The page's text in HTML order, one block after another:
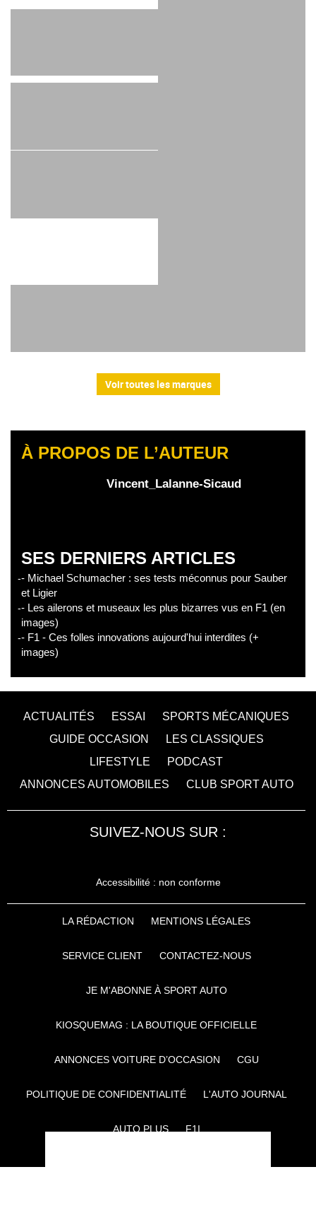
Voir toutes les marques
À PROPOS DE L’AUTEUR
Vincent_Lalanne-Sicaud
SES DERNIERS ARTICLES
- Michael Schumacher : ses tests méconnus pour Sauber
et Ligier
- Les ailerons et museaux les plus bizarres vus en F1 (en
images)
- F1 - Ces folles innovations aujourd'hui interdites (+
images)
ACTUALITÉS ESSAI
SPORTS MÉCANIQUES
GUIDE OCCASION
LES CLASSIQUES
LIFESTYLE
PODCAST
ANNONCES AUTOMOBILES
CLUB SPORT AUTO
SUIVEZ-NOUS SUR :
Accessibilité : non conforme
LA RÉDACTION MENTIONS LÉGALES
SERVICE CLIENT CONTACTEZ-NOUS
JE M'ABONNE À SPORT AUTO
KIOSQUEMAG : LA BOUTIQUE OFFICIELLE
ANNONCES VOITURE D’OCCASION CGU
POLITIQUE DE CONFIDENTIALITÉ L'AUTO JOURNAL
AUTO PLUS F1I